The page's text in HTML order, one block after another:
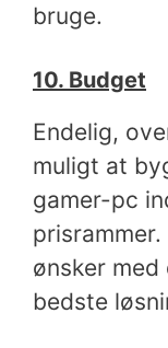
bruge.
10. Budget
Endelig,
muligt at
gamer-pc
ønsker
bedste